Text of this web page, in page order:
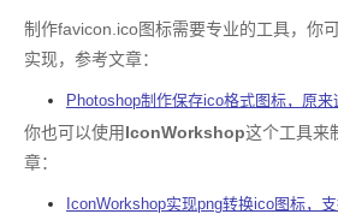
制作favicon.ico图标需要专业的工具，你
实现，参考文章：
Photoshop制作保存ico格式图标，原来
你也可以使用IconWorkshop这个工具来
章：
IconWorkshop实现png转换ico图标，